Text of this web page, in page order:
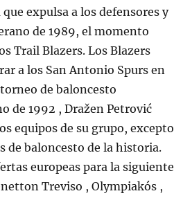
expulsa a los defensores y
de 1989, el momento
Trail Blazers. Los Blazers
a los San Antonio Spurs en
de baloncesto
de 1992 , Dražen Petrović
equipos de su grupo, excepto
de baloncesto de la historia.
europeas para la siguiente
Treviso , Olympiakós ,